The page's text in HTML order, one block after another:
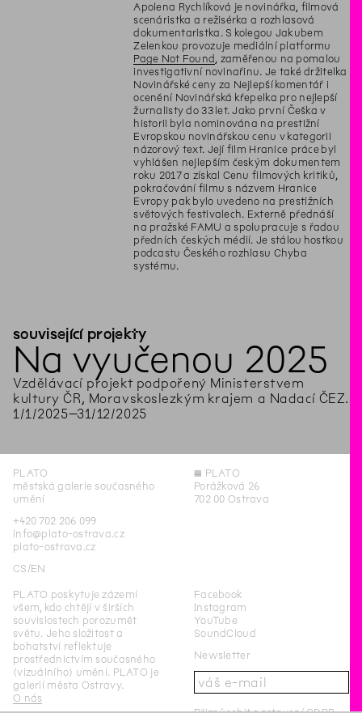
Apolena Rychlíková je novinářka, filmová
scenáristka a režisérka a rozhlasová
dokumentaristka. S kolegou Jakubem
Zelenkou provozuje mediální platformu
Page Not Found , zaměřenou na pomalou
investigativní novinařinu. Je také držitelka
Novinářské ceny za Nejlepší komentář i
ocenění Novinářská křepelka pro nejlepší
žurnalisty do 33 let. Jako první Češka v
historii byla nominována na prestižní
Evropskou novinářskou cenu v kategorii
názorový text. Její film Hranice práce byl
vyhlášen nejlepším českým dokumentem
roku 2017 a získal Cenu filmových kritiků,
pokračování filmu s názvem Hranice
Evropy pak bylo uvedeno na prestižních
světových festivalech. Externě přednáší
na pražské FAMU a spolupracuje s řadou
předních českých médií. Je stálou hostkou
podcastu Českého rozhlasu Chyba
systému.
související projekty
Na vyučenou 2025
Vzdělávací projekt podpořený Ministerstvem
kultury ČR, Moravskoslezkým krajem a Nadací ČEZ.
1 /1 /2025–31 /12/2025
PLATO
městská galerie současného
umění
+420 702 206 099
info@plato-ostrava.cz
plato-ostrava.cz
CS EN
◊ PLATO
Porážková 26
702 00 Ostrava
PLATO poskytuje zázemí
všem, kdo chtějí v širších
souvislostech porozumět
světu. Jeho složitost a
bohatství reflektuje
prostřednictvím současného
(vizuálního) umění. PLATO je
galerií města Ostravy.
O nás
Facebook
Instagram
YouTube
SoundCloud
Newsletter